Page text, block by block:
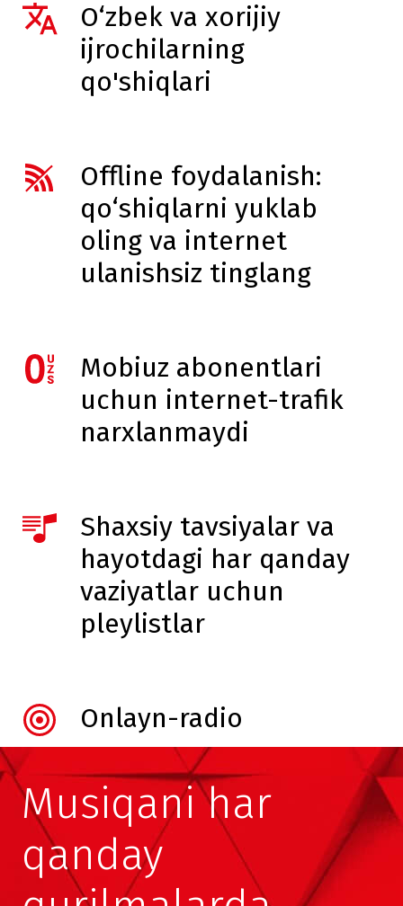
O‘zbek va xorijiy
ijrochilarning
qo'shiqlari
Offline foydalanish:
qo‘shiqlarni yuklab
oling va internet
ulanishsiz tinglang
Mobiuz abonentlari
uchun internet-trafik
narxlanmaydi
Shaxsiy tavsiyalar va
hayotdagi har qanday
vaziyatlar uchun
pleylistlar
Onlayn-radio
Musiqani har
qanday